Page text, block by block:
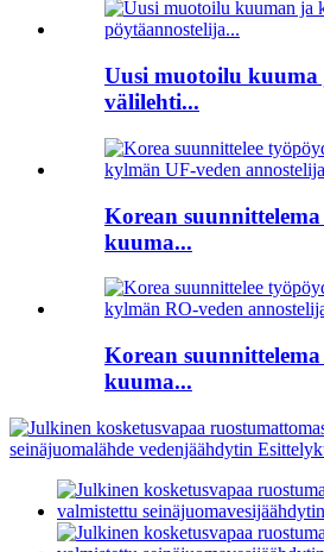
Uusi muotoilu
välilehti...
Korean
kuuma...
Korean
kuuma...